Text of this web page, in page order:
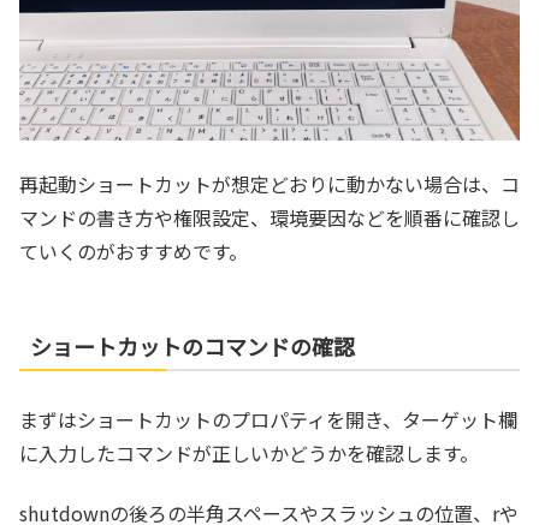
再起動ショートカットが想定どおりに動かない場合は、コ
マンドの書き方や権限設定、環境要因などを順番に確認し
ていくのがおすすめです。
ショートカットのコマンドの確認
まずはショートカットのプロパティを開き、ターゲット欄
に入力したコマンドが正しいかどうかを確認します。
shutdownの後ろの半角スペースやスラッシュの位置、rや